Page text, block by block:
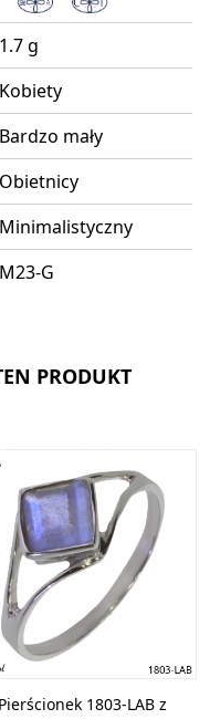
1.7 g
Kobiety
Bardzo mały
Obietnicy
Minimalistyczny
M23-G
PRODUKT
Pierścionek 1803-LAB z